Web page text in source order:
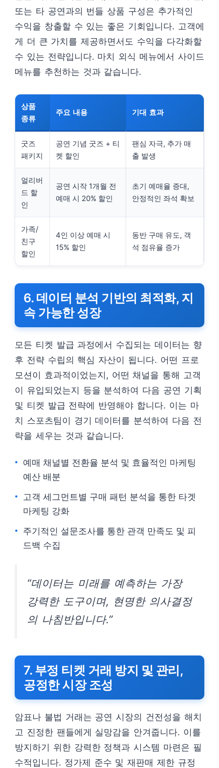
또는 타 공연과의 번들 상품 구성은 추가적인
수익을 창출할 수 있는 좋은 기회입니다. 고객에
게 더 큰 가치를 제공하면서도 수익을 다각화할
수 있는 전략입니다. 마치 외식 메뉴에서 사이드
메뉴를 추천하는 것과 같습니다.
상품
종류
주요 내용 기대 효과
굿즈
패키지
공연 기념 굿즈 + 티
켓 할인
팬심 자극, 추가 매
출 발생
얼리버
드 할
인
공연 시작 1개월 전
예매 시 20% 할인
초기 예매율 증대,
안정적인 좌석 확보
가족/
친구
할인
4인 이상 예매 시
15% 할인
동반 구매 유도, 객
석 점유율 증가
6. 데이터 분석 기반의 최적화, 지
속 가능한 성장
모든 티켓 발급 과정에서 수집되는 데이터는 향
후 전략 수립의 핵심 자산이 됩니다. 어떤 프로
모션이 효과적이었는지, 어떤 채널을 통해 고객
이 유입되었는지 등을 분석하여 다음 공연 기획
및 티켓 발급 전략에 반영해야 합니다. 이는 마
치 스포츠팀이 경기 데이터를 분석하여 다음 전
략을 세우는 것과 같습니다.
예매 채널별 전환율 분석 및 효율적인 마케팅
예산 배분
고객 세그먼트별 구매 패턴 분석을 통한 타겟
마케팅 강화
주기적인 설문조사를 통한 관객 만족도 및 피
드백 수집
“데이터는 미래를 예측하는 가장
강력한 도구이며, 현명한 의사결정
의 나침반입니다.”
7. 부정 티켓 거래 방지 및 관리,
공정한 시장 조성
암표나 불법 거래는 공연 시장의 건전성을 해치
고 진정한 팬들에게 실망감을 안겨줍니다. 이를
방지하기 위한 강력한 정책과 시스템 마련은 필
수적입니다. 정가제 준수 및 재판매 제한 규정